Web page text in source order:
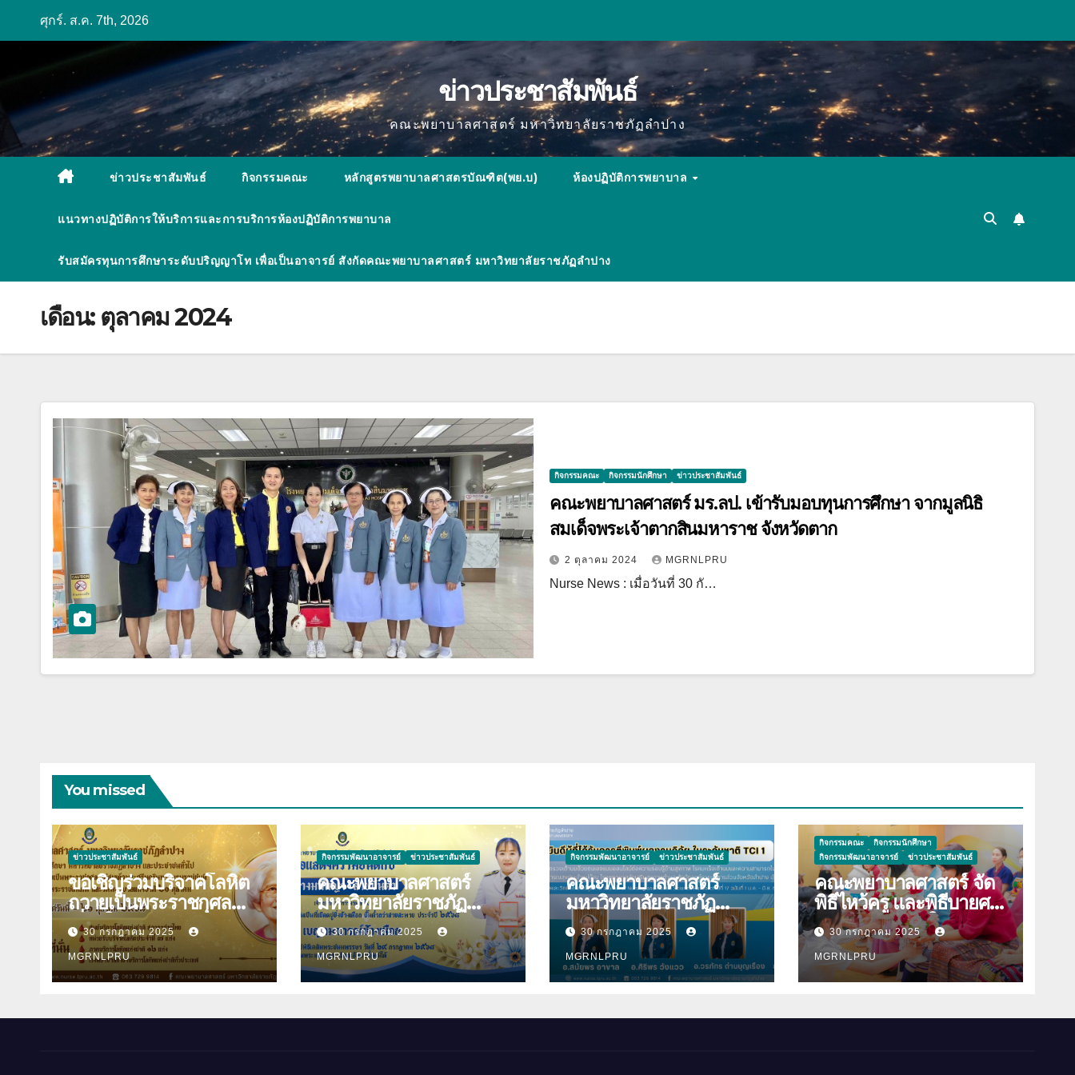
ศุกร์. ส.ค. 7th, 2026
ข่าวประชาสัมพันธ์
คณะพยาบาลศาสตร์ มหาวิทยาลัยราชภัฏลำปาง
ข่าวประชาสัมพันธ์ กิจกรรมคณะ หลักสูตรพยาบาลศาสตรบัณฑิต(พย.บ) ห้องปฏิบัติการพยาบาล
แนวทางปฏิบัติการให้บริการและการบริการห้องปฏิบัติการพยาบาล
รับสมัครทุนการศึกษาระดับปริญญาโท เพื่อเป็นอาจารย์ สังกัดคณะพยาบาลศาสตร์ มหาวิทยาลัยราชภัฏลำปาง
เดือน: ตุลาคม 2024
กิจกรรมคณะ กิจกรรมนักศึกษา ข่าวประชาสัมพันธ์
คณะพยาบาลศาสตร์ มร.ลป. เข้ารับมอบทุนการศึกษา จากมูลนิธิ
สมเด็จพระเจ้าตากสินมหาราช จังหวัดตาก
2 ตุลาคม 2024 MGRNLPRU
Nurse News : เมื่อวันที่ 30 กั…
You missed
ข่าวประชาสัมพันธ์
ขอเชิญร่วมบริจาคโลหิต
ถวายเป็นพระราชกุศล
เนื่องในวันคล้ายวันพระ
ราชสมภพสมเด็จพระศรี
นครินทราบรมราชชนนี
และวันพยาบาลแห่งชาติ
30 กรกฎาคม 2025
MGRNLPRU
กิจกรรมพัฒนาอาจารย์ ข่าวประชาสัมพันธ์
คณะพยาบาลศาสตร์
มหาวิทยาลัยราชภัฏ
ลำปาง ขอแสดงความ
ยินดีกับ นางมนันญา สาย
ปินตา ที่ได้รับ
พระราชทานเครื่องราช
30 กรกฎาคม 2025
MGRNLPRU
กิจกรรมพัฒนาอาจารย์ ข่าวประชาสัมพันธ์
คณะพยาบาลศาสตร์
มหาวิทยาลัยราชภัฏ
ลำปาง ขอแสดงความ
ยินดีกับบุคลากร เนื่องใน
โอกาสที่ได้รับการตีพิมพ์
ผลงานวิจัย
30 กรกฎาคม 2025
MGRNLPRU
กิจกรรมคณะ
กิจกรรมนักศึกษา
กิจกรรมพัฒนาอาจารย์
ข่าวประชาสัมพันธ์
คณะพยาบาลศาสตร์ จัด
พิธีไหว้ครู และพิธีบายศรี
สู่ขวัญนักศึกษาใหม่
ประจำปีการศึกษา 2568
30 กรกฎาคม 2025
MGRNLPRU